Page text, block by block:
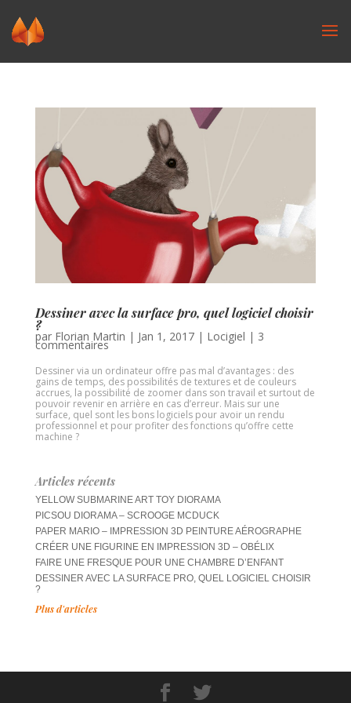
Dessiner avec la surface pro, quel logiciel choisir
?
par Florian Martin | Jan 1, 2017| Locigiel | 3
commentaires
Dessiner via un ordinateur offre pas mal d’avantages : des
gains de temps, des possibilités de textures et de couleurs
accrues, la possibilité de zoomer dans son travail et surtout de
pouvoir revenir en arrière en cas d’erreur. Mais sur une
surface, quel sont les bons logiciels pour avoir un rendu
professionnel et pour profiter des fonctions qu’offre cette
machine ?
Articles récents
YELLOW SUBMARINE ART TOY DIORAMA
PICSOU DIORAMA – SCROOGE MCDUCK
PAPER MARIO – IMPRESSION 3D PEINTURE AÉROGRAPHE
CRÉER UNE FIGURINE EN IMPRESSION 3D – OBÉLIX
FAIRE UNE FRESQUE POUR UNE CHAMBRE D’ENFANT
DESSINER AVEC LA SURFACE PRO, QUEL LOGICIEL CHOISIR
?
Plus d'articles